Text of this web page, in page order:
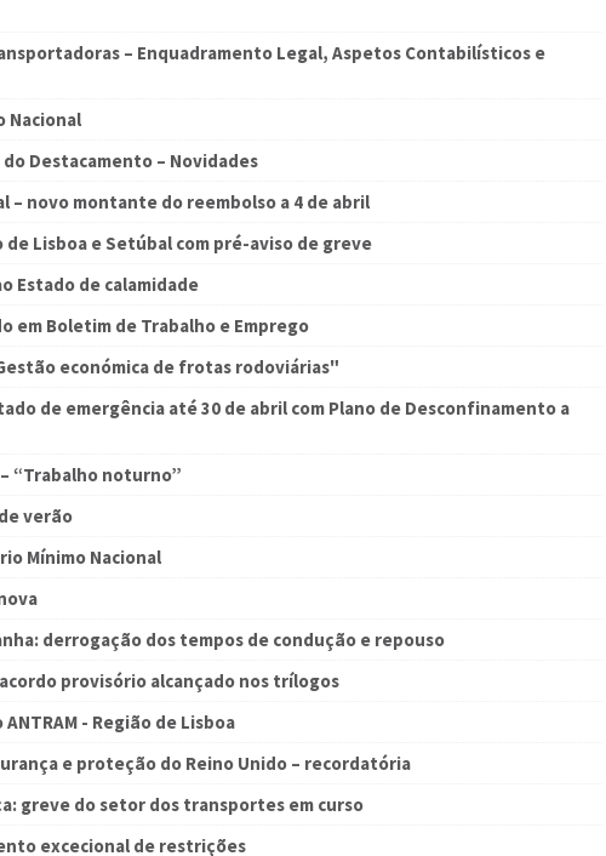
– Enquadramento Legal, Aspetos Contabilísticos e
Nacional
Destacamento – Novidades
– novo montante do reembolso a 4 de abril
Lisboa e Setúbal com pré-aviso de greve
Estado de calamidade
em Boletim de Trabalho e Emprego
económica de frotas rodoviárias"
de emergência até 30 de abril com Plano de Desconfinamento a
“Trabalho noturno”
verão
Mínimo Nacional
derrogação dos tempos de condução e repouso
provisório alcançado nos trílogos
- Região de Lisboa
e proteção do Reino Unido – recordatória
greve do setor dos transportes em curso
excecional de restrições